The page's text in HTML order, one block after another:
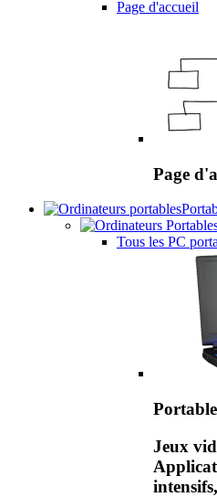
Page d'accueil
Page
Tous les PC
Jeux